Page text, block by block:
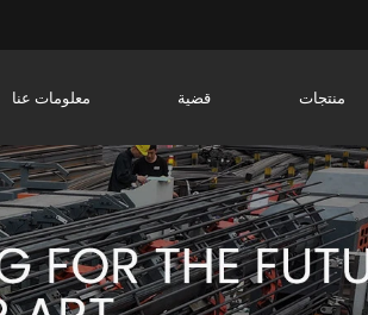
منتجات قضية معلومات عنا